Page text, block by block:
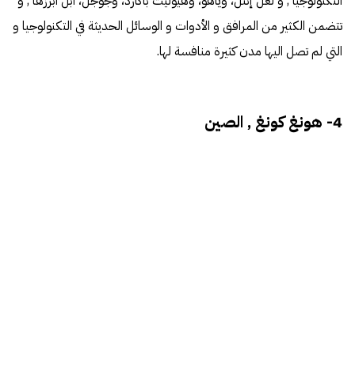
تتضمن الكثير من المرافق و الأدوات و الوسائل الحديثة في التكنولوجيا و
التي لم تصل اليها مدن كثيرة منافسة لها.
4- هونغ كونغ , الصين